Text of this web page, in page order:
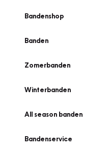
Bandenshop
Banden
Zomerbanden
Winterbanden
All season banden
Bandenservice